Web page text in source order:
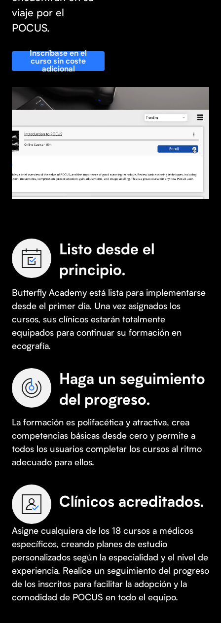
viaje por el
POCUS.
Inscríbase en el
curso sin coste
adicional
Listo desde el
principio.
Butterfly Academy está lista para implementarse
desde el primer día. Una vez asignados los
cursos, sus clínicos estarán totalmente
equipados para continuar su formación en
ecografía.
Haga un seguimiento
del progreso.
La formación es polifacética y atractiva, crea
competencias básicas desde cero y permite a
todos los usuarios completar los cursos al ritmo
adecuado para ellos.
Clínicos acreditados.
Asigne cualquiera de los 18 cursos a médicos
específicos, creando planes de estudio
personalizados según la especialidad y el nivel de
experiencia. Realice un seguimiento del progreso
de los inscritos para facilitar la adopción y la
comodidad de POCUS en todo el equipo.